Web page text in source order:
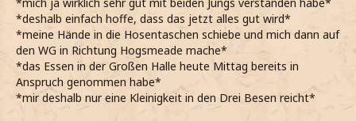
*mich ja wirklich sehr gut mit beiden Jungs verstanden habe*
*deshalb einfach hoffe, dass das jetzt alles gut wird*
*meine Hände in die Hosentaschen schiebe und mich dann auf
den WG in Richtung Hogsmeade mache*
*das Essen in der Großen Halle heute Mittag bereits in
Anspruch genommen habe*
*mir deshalb nur eine Kleinigkeit in den Drei Besen reicht*